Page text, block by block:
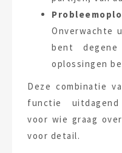
Onverwachte
bent
oplossingen
Deze combinatie
functie
voor wie graag
voor detail.